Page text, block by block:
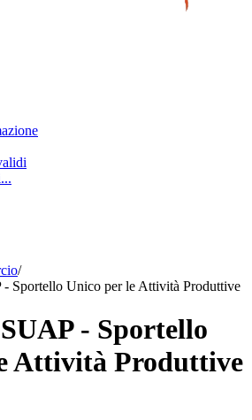
/
- Sportello Unico per le Attività Produttive
- Sportello
Attività Produttive